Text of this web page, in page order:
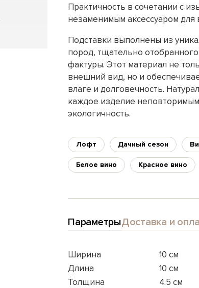
Практичность в сочетании с
незаменимым аксессуаром для
Подставки выполнены из
пород, тщательно
фактуры. Этот материал не
внешний вид, но и
влаге и долговечность.
каждое изделие
экологичность.
Лофт Дачный сезон
Белое вино Красное вино
ПараметрыДоставка и
Ширина
10 см
Длина
10 см
Толщина
4.5 см